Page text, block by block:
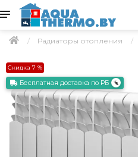
Радиаторы отопления
Скидка 7 %
Бесплатная доставка по РБ